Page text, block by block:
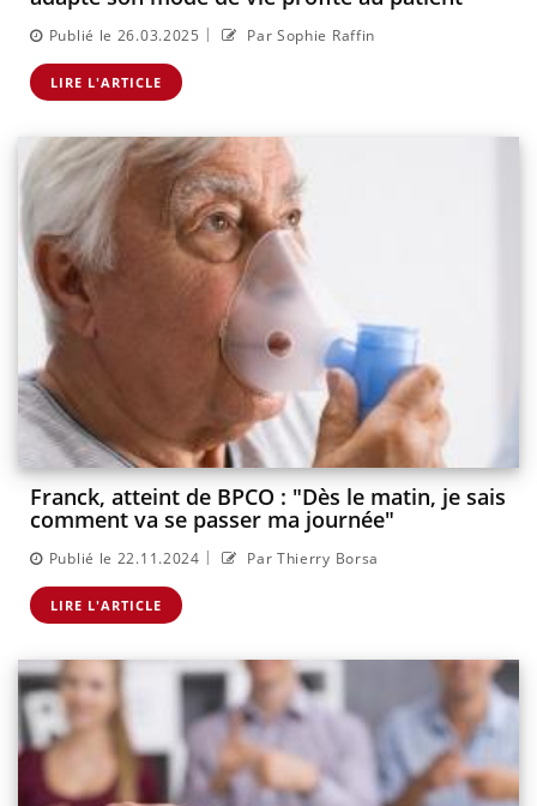
Publié le 26.03.2025 | Par Sophie Raffin
LIRE L'ARTICLE
Franck, atteint de BPCO : "Dès le matin, je sais
comment va se passer ma journée"
Publié le 22.11.2024 | Par Thierry Borsa
LIRE L'ARTICLE